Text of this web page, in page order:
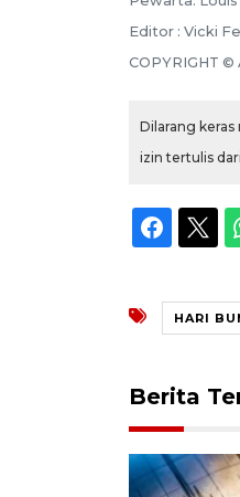
Editor : Vicki
COPYRIGHT ©
Dilarang
izin tertulis
HARI
Berita